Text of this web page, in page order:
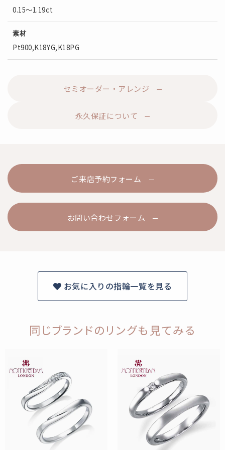
0.15～1.19ct
素材
Pt900,K18YG,K18PG
セミオーダー・アレンジ
永久保証について
ご来店予約フォーム
お問い合わせフォーム
お気に入りの指輪一覧を見る
同じブランドのリングも見てみる